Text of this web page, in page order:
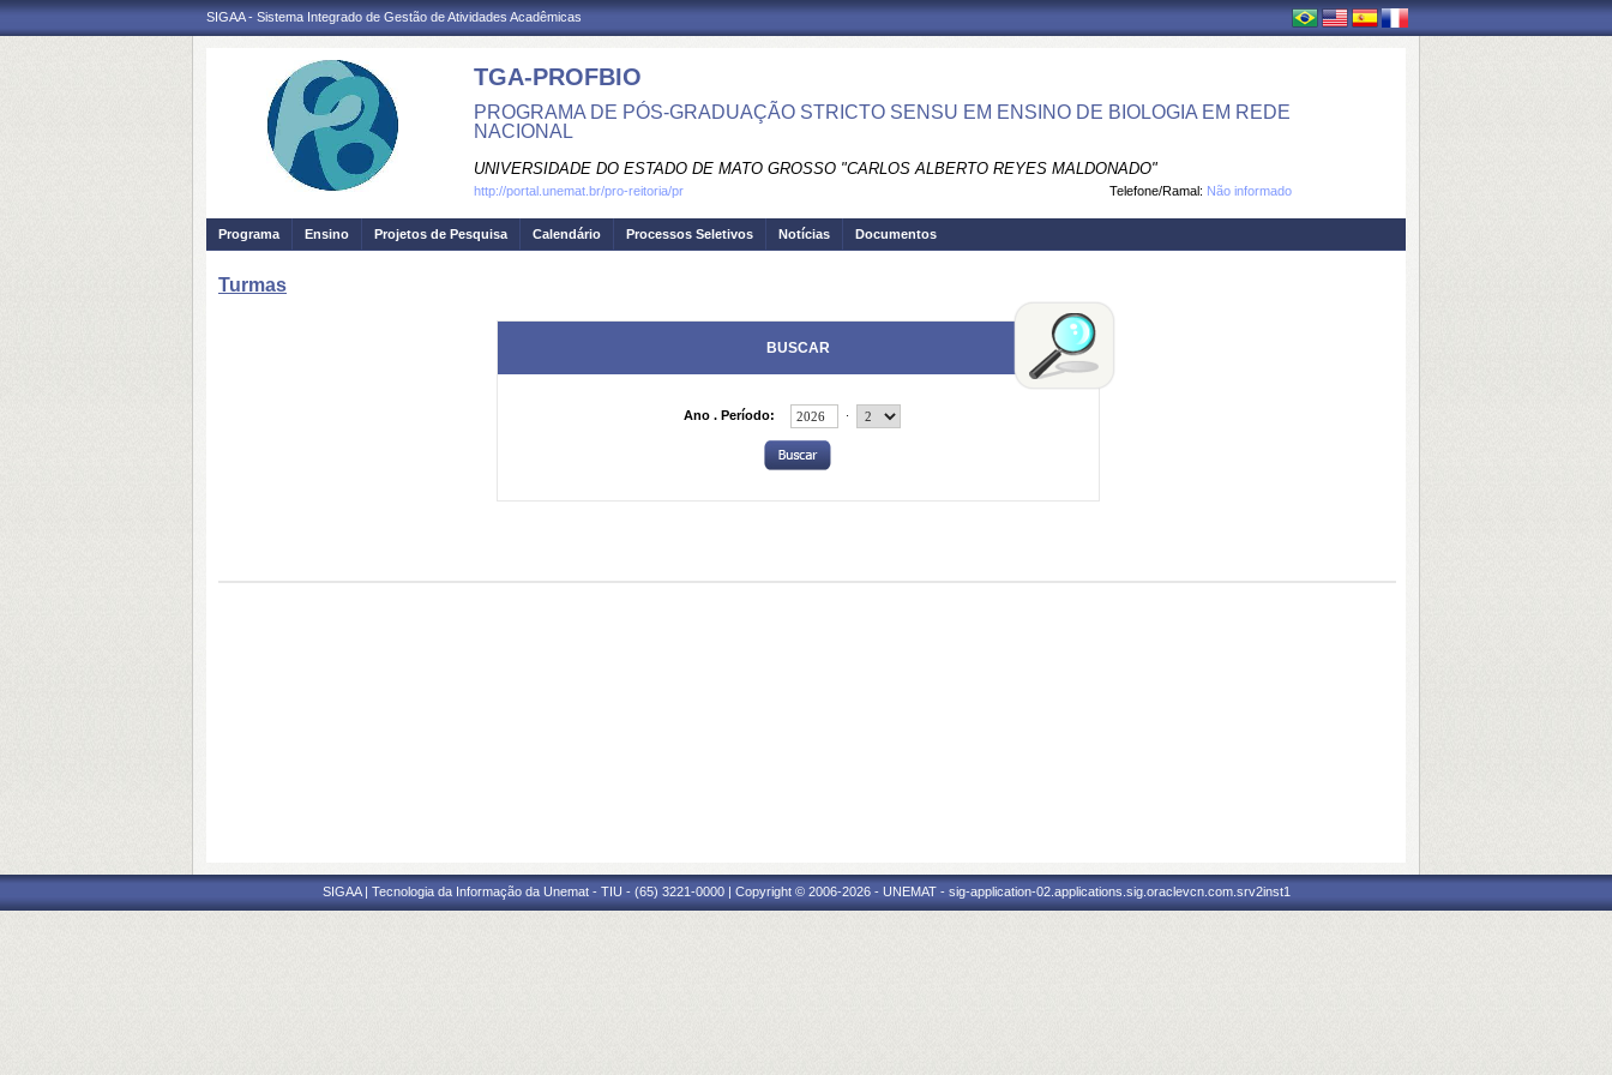
SIGAA - Sistema Integrado de Gestão de Atividades Acadêmicas
TGA-PROFBIO
PROGRAMA DE PÓS-GRADUAÇÃO STRICTO SENSU EM ENSINO DE BIOLOGIA EM REDE
NACIONAL
UNIVERSIDADE DO ESTADO DE MATO GROSSO "CARLOS ALBERTO REYES MALDONADO"
Telefone/Ramal: Não informado
http://portal.unemat.br/pro-reitoria/pr
Programa Ensino Projetos de Pesquisa Calendário Processos Seletivos Notícias Documentos
Turmas
BUSCAR
Ano . Período:
SIGAA | Tecnologia da Informação da Unemat - TIU - (65) 3221-0000 | Copyright © 2006-2026 - UNEMAT - sig-application-02.applications.sig.oraclevcn.com.srv2inst1